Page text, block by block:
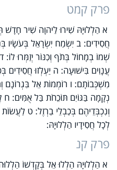
פרק קמט
א הַלְלוּיָהּ שִׁירוּ לַיהוָה שִׁיר
חֲסִידִים: ב יִשְׂמַח יִשְׂרָאֵל בְּעֹשָׂיו
שְׁמוֹ בְמָחוֹל בְּתֹף וְכִנּוֹר יְזַמְּרוּ לוֹ:
עֲנָוִים בִּישׁוּעָה: ה יַעְלְזוּ חֲסִידִים
מִשְׁכְּבוֹתָם: ו רוֹמְמוֹת אֵל בִּגְרוֹנָם
נְקָמָה בַּגּוֹיִם תּוֹכֵחֹת בַּל אֻמִּים: ח
וְנִכְבְּדֵיהֶם בְּכַבְלֵי בַרְזֶל: ט
לְכָל חֲסִידָיו הַלְלוּיָהּ:
פרק קנ
א הַלְלוּיָהּ הַלְלוּ אֵל בְּקָדְשׁוֹ